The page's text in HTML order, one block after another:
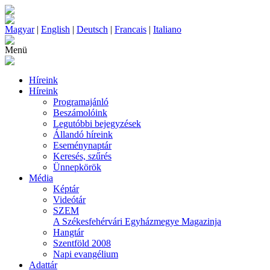
Magyar| English | Deutsch | Francais | Italiano
Menü
Híreink
Híreink
Programajánló
Beszámolóink
Legutóbbi bejegyzések
Állandó híreink
Eseménynaptár
Keresés, szűrés
Ünnepkörök
Média
Képtár
Videótár
SZEM
A Székesfehérvári Egyházmegye Magazinja
Hangtár
Szentföld 2008
Napi evangélium
Adattár